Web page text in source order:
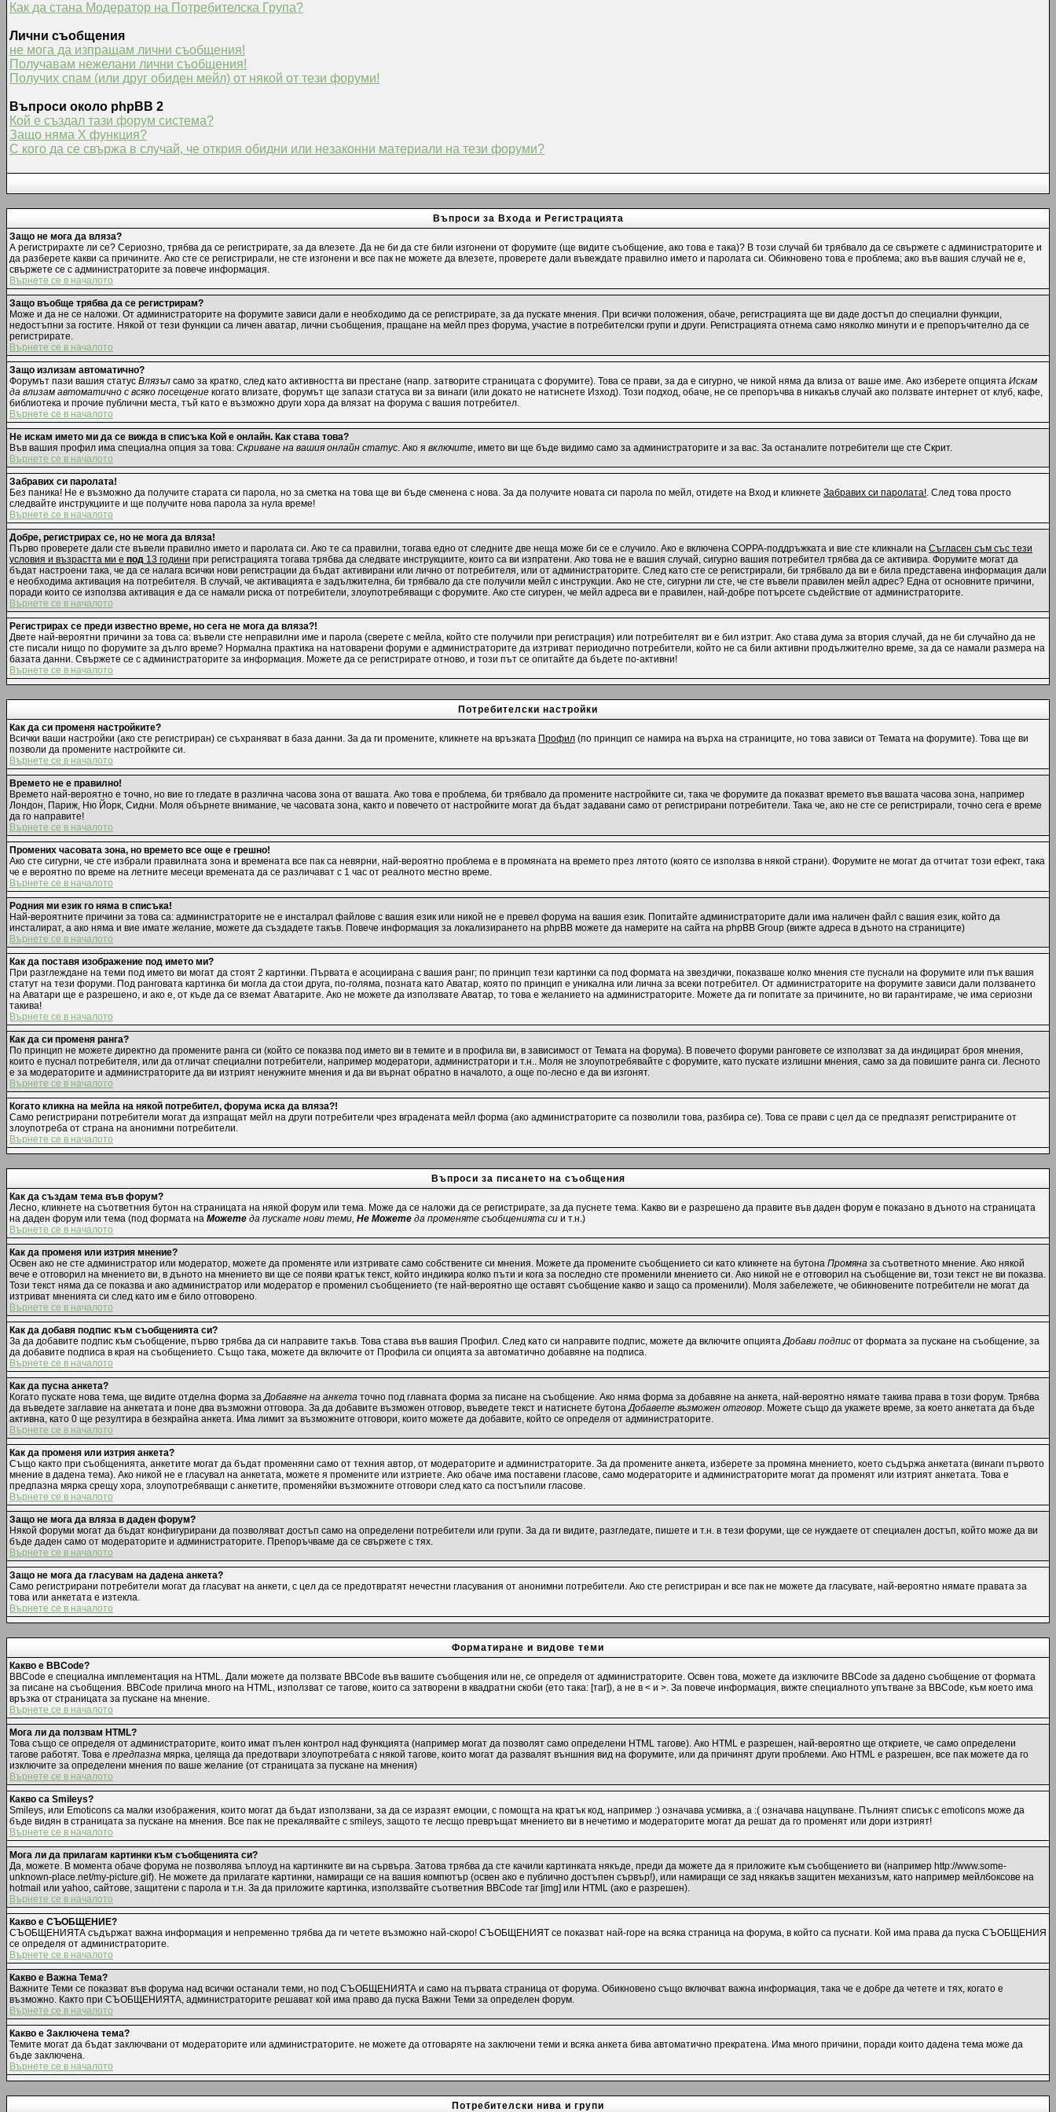
Как да стана Модератор на Потребителска Група?
Лични съобщения
не мога да изпращам лични съобщения!
Получавам нежелани лични съобщения!
Получих спам (или друг обиден мейл) от някой от тези форуми!
Въпроси около phpBB 2
Кой е създал тази форум система?
Защо няма X функция?
С кого да се свържа в случай, че открия обидни или незаконни материали на тези форуми?
Въпроси за Входа и Регистрацията
Защо не мога да вляза?
А регистрирахте ли се? Сериозно, трябва да се регистрирате, за да влезете. Да не би да сте били изгонени от форумите (ще видите съобщение, ако това е така)? В този случай би трябвало да се свържете с администраторите и
да разберете какви са причините. Ако сте се регистрирали, не сте изгонени и все пак не можете да влезете, проверете дали въвеждате правилно името и паролата си. Обикновено това е проблема; ако във вашия случай не е,
свържете се с администраторите за повече информация.
Върнете се в началото
Защо въобще трябва да се регистрирам?
Може и да не се наложи. От администраторите на форумите зависи дали е необходимо да се регистрирате, за да пускате мнения. При всички положения, обаче, регистрацията ще ви даде достъп до специални функции,
недостъпни за гостите. Някой от тези функции са личен аватар, лични съобщения, пращане на мейл през форума, участие в потребителски групи и други. Регистрацията отнема само няколко минути и е препоръчително да се
регистрирате.
Върнете се в началото
Защо излизам автоматично?
Форумът пази вашия статус Влязъл само за кратко, след като активността ви престане (напр. затворите страницата с форумите). Това се прави, за да е сигурно, че никой няма да влиза от ваше име. Ако изберете опцията Искам
да влизам автоматично с всяко посещение когато влизате, форумът ще запази статуса ви за винаги (или докато не натиснете Изход). Този подход, обаче, не се препоръчва в никакъв случай ако ползвате интернет от клуб, кафе,
библиотека и прочие публични места, тъй като е възможно други хора да влязат на форума с вашия потребител.
Върнете се в началото
Не искам името ми да се вижда в списъка Кой е онлайн. Как става това?
Във вашия профил има специална опция за това: Скриване на вашия онлайн статус. Ако я включите, името ви ще бъде видимо само за администраторите и за вас. За останалите потребители ще сте Скрит.
Върнете се в началото
Забравих си паролата!
Без паника! Не е възможно да получите старата си парола, но за сметка на това ще ви бъде сменена с нова. За да получите новата си парола по мейл, отидете на Вход и кликнете Забравих си паролата!. След това просто
следвайте инструкциите и ще получите нова парола за нула време!
Върнете се в началото
Добре, регистрирах се, но не мога да вляза!
Първо проверете дали сте въвели правилно името и паролата си. Ако те са правилни, тогава едно от следните две неща може би се е случило. Ако е включена COPPA-поддръжката и вие сте кликнали на Съгласен съм със тези
условия и възрастта ми е под 13 години при регистрацията тогава трябва да следвате инструкциите, които са ви изпратени. Ако това не е вашия случай, сигурно вашия потребител трябва да се активира. Форумите могат да
бъдат настроени така, че да се налага всички нови регистрации да бъдат активирани или лично от потребителя, или от администраторите. След като сте се регистрирали, би трябвало да ви е била представена информация дали
е необходима активация на потребителя. В случай, че активацията е задължителна, би трябвало да сте получили мейл с инструкции. Ако не сте, сигурни ли сте, че сте въвели правилен мейл адрес? Една от основните причини,
поради които се използва активация е да се намали риска от потребители, злоупотребяващи с форумите. Ако сте сигурен, че мейл адреса ви е правилен, най-добре потърсете съдействие от администраторите.
Върнете се в началото
Регистрирах се преди известно време, но сега не мога да вляза?!
Двете най-вероятни причини за това са: въвели сте неправилни име и парола (сверете с мейла, който сте получили при регистрация) или потребителят ви е бил изтрит. Ако става дума за втория случай, да не би случайно да не
сте писали нищо по форумите за дълго време? Нормална практика на натоварени форуми е администраторите да изтриват периодично потребители, който не са били активни продължително време, за да се намали размера на
базата данни. Свържете се с администраторите за информация. Можете да се регистрирате отново, и този път се опитайте да бъдете по-активни!
Върнете се в началото
Потребителски настройки
Как да си променя настройките?
Всички ваши настройки (ако сте регистриран) се съхраняват в база данни. За да ги промените, кликнете на връзката Профил (по принцип се намира на върха на страниците, но това зависи от Темата на форумите). Това ще ви
позволи да промените настройките си.
Върнете се в началото
Времето не е правилно!
Времето най-вероятно е точно, но вие го гледате в различна часова зона от вашата. Ако това е проблема, би трябвало да промените настройките си, така че форумите да показват времето във вашата часова зона, например
Лондон, Париж, Ню Йорк, Сидни. Моля обърнете внимание, че часовата зона, както и повечето от настройките могат да бъдат задавани само от регистрирани потребители. Така че, ако не сте се регистрирали, точно сега е време
да го направите!
Върнете се в началото
Промених часовата зона, но времето все още е грешно!
Ако сте сигурни, че сте избрали правилната зона и времената все пак са невярни, най-вероятно проблема е в промяната на времето през лятото (която се използва в някой страни). Форумите не могат да отчитат този ефект, така
че е вероятно по време на летните месеци времената да се различават с 1 час от реалното местно време.
Върнете се в началото
Родния ми език го няма в списъка!
Най-вероятните причини за това са: администраторите не е инсталрал файлове с вашия език или никой не е превел форума на вашия език. Попитайте администраторите дали има наличен файл с вашия език, който да
инсталират, а ако няма и вие имате желание, можете да създадете такъв. Повече информация за локализирането на phpBB можете да намерите на сайта на phpBB Group (вижте адреса в дъното на страниците)
Върнете се в началото
Как да поставя изображение под името ми?
При разглеждане на теми под името ви могат да стоят 2 картинки. Първата е асоциирана с вашия ранг; по принцип тези картинки са под формата на звездички, показваше колко мнения сте пуснали на форумите или пък вашия
статут на тези форуми. Под ранговата картинка би могла да стои друга, по-голяма, позната като Аватар, която по принцип е уникална или лична за всеки потребител. От администраторите на форумите зависи дали ползването
на Аватари ще е разрешено, и ако е, от къде да се вземат Аватарите. Ако не можете да използвате Аватар, то това е желанието на администраторите. Можете да ги попитате за причините, но ви гарантираме, че има сериозни
такива!
Върнете се в началото
Как да си променя ранга?
По принцип не можете директно да промените ранга си (който се показва под името ви в темите и в профила ви, в зависимост от Темата на форума). В повечето форуми ранговете се използват за да индицират броя мнения,
които е пуснал потребителя, или да отличат специални потребители, например модератори, администратори и т.н.. Моля не злоупотребявайте с форумите, като пускате излишни мнения, само за да повишите ранга си. Лесното
е за модераторите и администраторите да ви изтрият ненужните мнения и да ви върнат обратно в началото, а още по-лесно е да ви изгонят.
Върнете се в началото
Когато кликна на мейла на някой потребител, форума иска да вляза?!
Само регистрирани потребители могат да изпращат мейл на други потребители чрез вградената мейл форма (ако администраторите са позволили това, разбира се). Това се прави с цел да се предпазят регистрираните от
злоупотреба от страна на анонимни потребители.
Върнете се в началото
Въпроси за писането на съобщения
Как да създам тема във форум?
Лесно, кликнете на съответния бутон на страницата на някой форум или тема. Може да се наложи да се регистрирате, за да пуснете тема. Какво ви е разрешено да правите във даден форум е показано в дъното на страницата
на даден форум или тема (под формата на Можете да пускате нови теми, Не Можете да променяте съобщенията си и т.н.)
Върнете се в началото
Как да променя или изтрия мнение?
Освен ако не сте администратор или модератор, можете да променяте или изтривате само собствените си мнения. Можете да промените съобщението си като кликнете на бутона Промяна за съответното мнение. Ако някой
вече е отговорил на мнението ви, в дъното на мнението ви ще се появи кратък текст, който индикира колко пъти и кога за последно сте променили мнението си. Ако никой не е отговорил на съобщение ви, този текст не ви показва.
Този текст няма да се показва и ако администратор или модератор е променил съобщението (те най-вероятно ще оставят съобщение какво и защо са променили). Моля забележете, че обикновените потребители не могат да
изтриват мненията си след като им е било отговорено.
Върнете се в началото
Как да добавя подпис към съобщенията си?
За да добавите подпис към съобщение, първо трябва да си направите такъв. Това става във вашия Профил. След като си направите подпис, можете да включите опциятаДобави подпис от формата за пускане на съобщение, за
да добавите подписа в края на съобщението. Също така, можете да включите от Профила си опцията за автоматично добавяне на подписа.
Върнете се в началото
Как да пусна анкета?
Когато пускате нова тема, ще видите отделна форма заДобавяне на анкета точно под главната форма за писане на съобщение. Ако няма форма за добавяне на анкета, най-вероятно нямате такива права в този форум. Трябва
да въведете заглавие на анкетата и поне два възможни отговора. За да добавите възможен отговор, въведете текст и натиснете бутонаДобавете възможен отговор. Можете също да укажете време, за което анкетата да бъде
активна, като 0 ще резултира в безкрайна анкета. Има лимит за възможните отговори, които можете да добавите, който се определя от администраторите.
Върнете се в началото
Как да променя или изтрия анкета?
Също както при съобщенията, анкетите могат да бъдат променяни само от техния автор, от модераторите и администраторите. За да промените анкета, изберете за промяна мнението, което съдържа анкетата (винаги първото
мнение в дадена тема). Ако никой не е гласувал на анкетата, можете я промените или изтриете. Ако обаче има поставени гласове, само модераторите и администраторите могат да променят или изтрият анкетата. Това е
предпазна мярка срещу хора, злоупотребяващи с анкетите, променяйки възможните отговори след като са постъпили гласове.
Върнете се в началото
Защо не мога да вляза в даден форум?
Някой форуми могат да бъдат конфигурирани да позволяват достъп само на определени потребители или групи. За да ги видите, разгледате, пишете и т.н. в тези форуми, ще се нуждаете от специален достъп, който може да ви
бъде даден само от модераторите и администраторите. Препоръчваме да се свържете с тях.
Върнете се в началото
Защо не мога да гласувам на дадена анкета?
Само регистрирани потребители могат да гласуват на анкети, с цел да се предотвратят нечестни гласувания от анонимни потребители. Ако сте регистриран и все пак не можете да гласувате, най-вероятно нямате правата за
това или анкетата е изтекла.
Върнете се в началото
Форматиране и видове теми
Какво е BBCode?
BBCode е специална имплементация на HTML. Дали можете да ползвате BBCode във вашите съобщения или не, се определя от администраторите. Освен това, можете да изключите BBCode за дадено съобщение от формата
за писане на съобщения. BBCode прилича много на HTML, използват се тагове, които са затворени в квадратни скоби (ето така: [таг]), а не в < и >. За повече информация, вижте специалното упътване за BBCode, към което има
връзка от страницата за пускане на мнение.
Върнете се в началото
Мога ли да ползвам HTML?
Това също се определя от администраторите, които имат пълен контрол над функцията (например могат да позволят само определени HTML тагове). Ако HTML е разрешен, най-вероятно ще откриете, че само определени
тагове работят. Това е предпазна мярка, целяща да предотвари злоупотребата с някой тагове, които могат да развалят външния вид на форумите, или да причинят други проблеми. Ако HTML е разрешен, все пак можете да го
изключите за определени мнения по ваше желание (от страницата за пускане на мнения)
Върнете се в началото
Какво са Smileys?
Smileys, или Emoticons са малки изображения, които могат да бъдат използвани, за да се изразят емоции, с помощта на кратък код, например :) означава усмивка, а :( означава нацупване. Пълният списък с emoticons може да
бъде видян в страницата за пускане на мнения. Все пак не прекалявайте с smileys, защото те лесщо превръщат мнението ви в нечетимо и модераторите могат да решат да го променят или дори изтрият!
Върнете се в началото
Мога ли да прилагам картинки към съобщенията си?
Да, можете. В момента обаче форума не позволява ъплоуд на картинките ви на сървъра. Затова трябва да сте качили картинката някъде, преди да можете да я приложите към съобщението ви (например http://www.some-
unknown-place.net/my-picture.gif). Не можете да прилагате картинки, намиращи се на вашия компютър (освен ако е публично достъпен сървър!), или намиращи се зад някакъв защитен механизъм, като например мейлбоксове на
hotmail или yahoo, сайтове, защитени с парола и т.н. За да приложите картинка, използвайте съответния BBCode таг [img] или HTML (ако е разрешен).
Върнете се в началото
Какво е СЪОБЩЕНИЕ?
СЪОБЩЕНИЯТА съдържат важна информация и непременно трябва да ги четете възможно най-скоро! СЪОБЩЕНИЯТ се показват най-горе на всяка страница на форума, в който са пуснати. Кой има права да пуска СЪОБЩЕНИЯ
се определя от администраторите.
Върнете се в началото
Какво е Важна Тема?
Важните Теми се показват във форума над всички останали теми, но под СЪОБЩЕНИЯТА и само на първата страница от форума. Обикновено също включват важна информация, така че е добре да четете и тях, когато е
възможно. Както при СЪОБЩЕНИЯТА, администраторите решават кой има право да пуска Важни Теми за определен форум.
Върнете се в началото
Какво е Заключена тема?
Темите могат да бъдат заключвани от модераторите или администраторите. не можете да отговаряте на заключени теми и всяка анкета бива автоматично прекратена. Има много причини, поради които дадена тема може да
бъде заключена.
Върнете се в началото
Потребителски нива и групи